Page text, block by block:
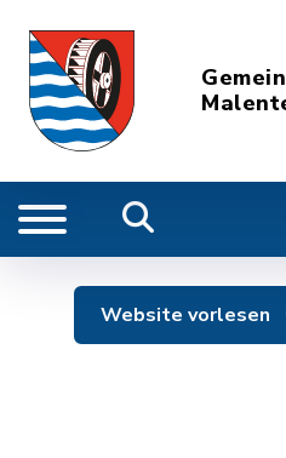
Website vorlesen